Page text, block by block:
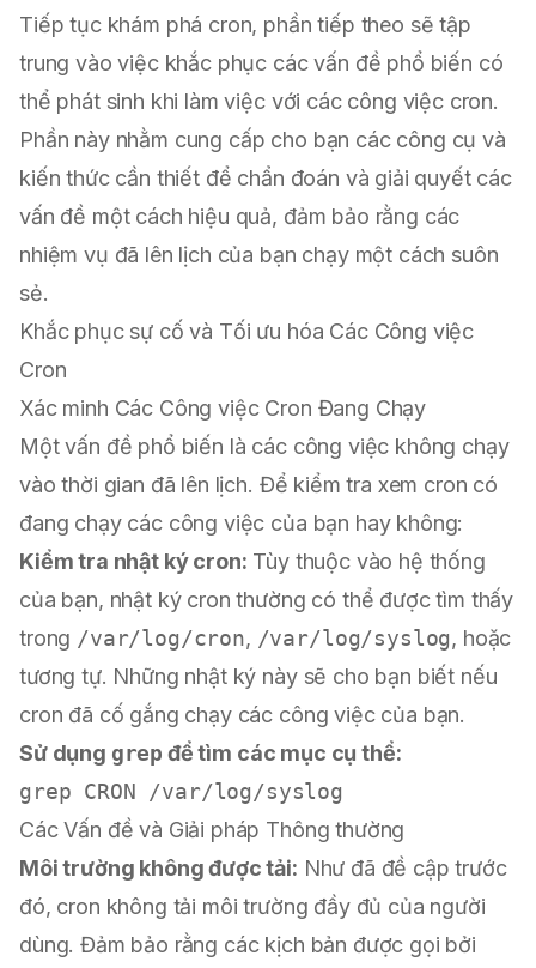
Tiếp tục khám phá cron, phần tiếp theo sẽ tập
trung vào việc khắc phục các vấn đề phổ biến có
thể phát sinh khi làm việc với các công việc cron.
Phần này nhằm cung cấp cho bạn các công cụ và
kiến thức cần thiết để chẩn đoán và giải quyết các
vấn đề một cách hiệu quả, đảm bảo rằng các
nhiệm vụ đã lên lịch của bạn chạy một cách suôn
sẻ.
Khắc phục sự cố và Tối ưu hóa Các Công việc
Cron
Xác minh Các Công việc Cron Đang Chạy
Một vấn đề phổ biến là các công việc không chạy
vào thời gian đã lên lịch. Để kiểm tra xem cron có
đang chạy các công việc của bạn hay không:
Kiểm tra nhật ký cron: Tùy thuộc vào hệ thống
của bạn, nhật ký cron thường có thể được tìm thấy
trong /var/log/cron, /var/log/syslog, hoặc
tương tự. Những nhật ký này sẽ cho bạn biết nếu
cron đã cố gắng chạy các công việc của bạn.
Sử dụng grep để tìm các mục cụ thể:
Các Vấn đề và Giải pháp Thông thường
Môi trường không được tải: Như đã đề cập trước
đó, cron không tải môi trường đầy đủ của người
dùng. Đảm bảo rằng các kịch bản được gọi bởi